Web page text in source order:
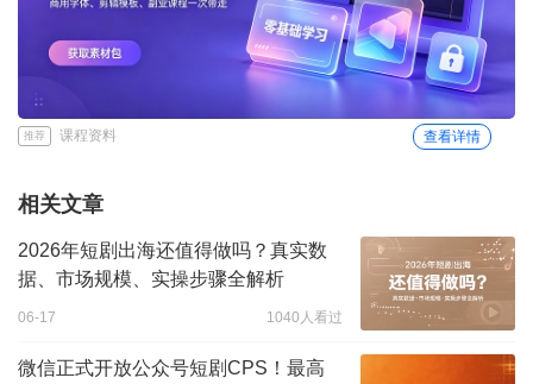
推荐 课程资料 查看详情
相关文章
2026年短剧出海还值得做吗？真实数
据、市场规模、实操步骤全解析
06-17 1040人看过
微信正式开放公众号短剧CPS！最高